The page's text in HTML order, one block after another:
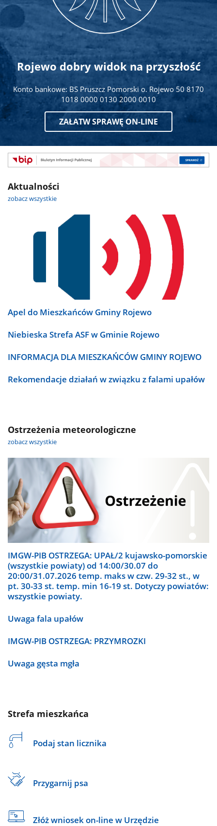
Rojewo dobry widok na przyszłość
Konto bankowe: BS Pruszcz Pomorski o. Rojewo 50 8170
1018 0000 0130 2000 0010
ZAŁATW SPRAWĘ ON-LINE
Biuletyn
Informacji
Publicznej
Aktualności
zobacz wszystkie
Apel do Mieszkańców Gminy Rojewo
Niebieska Strefa ASF w Gminie Rojewo
INFORMACJA DLA MIESZKAŃCÓW GMINY ROJEWO
Rekomendacje działań w związku z falami upałów
Ostrzeżenia meteorologiczne
zobacz wszystkie
IMGW-PIB OSTRZEGA: UPAŁ/2 kujawsko-pomorskie
(wszystkie powiaty) od 14:00/30.07 do
20:00/31.07.2026 temp. maks w czw. 29-32 st., w
pt. 30-33 st. temp. min 16-19 st. Dotyczy powiatów:
wszystkie powiaty.
Uwaga fala upałów
IMGW-PIB OSTRZEGA: PRZYMROZKI
Uwaga gęsta mgła
Strefa mieszkańca
Podaj stan licznika
Przygarnij psa
Złóż wniosek on-line w Urzędzie